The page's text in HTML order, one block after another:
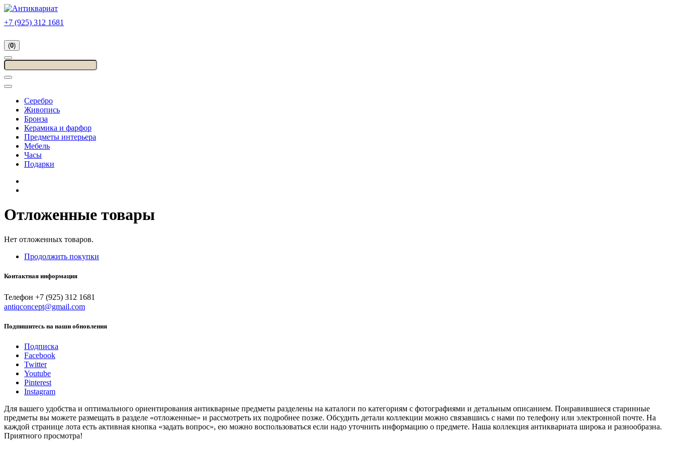
+7 (925) 312 1681
(0)
Серебро
Живопись
Бронза
Керамика и фарфор
Предметы интерьера
Мебель
Часы
Подарки
Отложенные товары
Нет отложенных товаров.
Продолжить покупки
Контактная информация
Телефон +7 (925) 312 1681
antiqconcept@gmail.com
Подпишитесь на наши обновления
Подписка
Facebook
Twitter
Youtube
Pinterest
Instagram
Для вашего удобства и оптимального ориентирования антикварные предметы разделены на каталоги по категориям с фотографиями и детальным описанием. Понравившиеся старинные
предметы вы можете размещать в разделе «отложенные» и рассмотреть их подробнее позже. Обсудить детали коллекции можно связавшись с нами по телефону или электронной почте. На
каждой странице лота есть активная кнопка «задать вопрос», ею можно воспользоваться если надо уточнить информацию о предмете. Наша коллекция антиквариата широка и разнообразна.
Приятного просмотра!